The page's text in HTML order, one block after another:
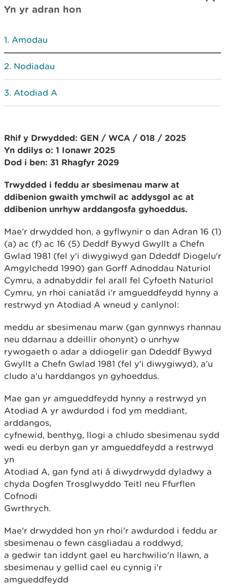
Yn yr adran hon
Amodau
Nodiadau
Atodiad A
Rhif y Drwydded: GEN / WCA / 018 / 2025
Yn ddilys o: 1 Ionawr 2025
Dod i ben: 31 Rhagfyr 2029
Trwydded i feddu ar sbesimenau marw at
ddibenion gwaith ymchwil ac addysgol ac at
ddibenion unrhyw arddangosfa gyhoeddus.
Mae'r drwydded hon, a gyflwynir o dan Adran 16 (1)
(a) ac (f) ac 16 (5) Deddf Bywyd Gwyllt a Chefn
Gwlad 1981 (fel y'i diwygiwyd gan Ddeddf Diogelu'r
Amgylchedd 1990) gan Gorff Adnoddau Naturiol
Cymru, a adnabyddir fel arall fel Cyfoeth Naturiol
Cymru, yn rhoi caniatâd i'r amgueddfeydd hynny a
restrwyd yn Atodiad A wneud y canlynol:
meddu ar sbesimenau marw (gan gynnwys rhannau
neu ddarnau a ddeillir ohonynt) o unrhyw
rywogaeth o adar a ddiogelir gan Ddeddf Bywyd
Gwyllt a Chefn Gwlad 1981 (fel y'i diwygiwyd), a’u
cludo a'u harddangos yn gyhoeddus.
Mae gan yr amgueddfeydd hynny a restrwyd yn
Atodiad A yr awdurdod i fod ym meddiant,
arddangos,
cyfnewid, benthyg, llogi a chludo sbesimenau sydd
wedi eu derbyn gan yr amgueddfeydd a restrwyd
yn
Atodiad A, gan fynd ati â diwydrwydd dyladwy a
chyda Dogfen Trosglwyddo Teitl neu Ffurflen
Cofnodi
Gwrthrych.
Mae'r drwydded hon yn rhoi'r awdurdod i feddu ar
sbesimenau o fewn casgliadau a roddwyd,
a gedwir tan iddynt gael eu harchwilio'n llawn, a
sbesimenau y gellid cael eu cynnig i'r
amgueddfeydd